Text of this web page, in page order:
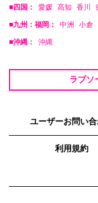
■四国： 愛媛 高知 香川
■九州：福岡： 中洲 小倉
■沖縄： 沖縄
ラブソ
ユーザーお問い
利用規約